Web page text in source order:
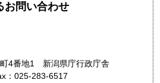
お問い合わせ
4番地1 新潟県庁行政庁舎
：025-283-6517